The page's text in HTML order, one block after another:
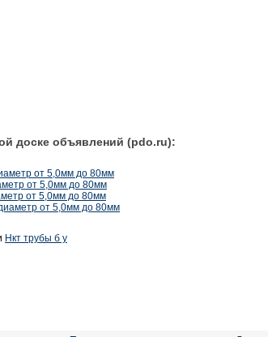
доске объявлений (pdo.ru):
от 5,0мм до 80мм
от 5,0мм до 80мм
от 5,0мм до 80мм
от 5,0мм до 80мм
Нкт трубы б у